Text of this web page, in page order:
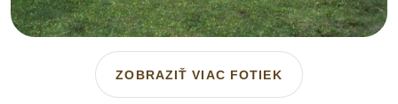
ZOBRAZIŤ VIAC FOTIEK